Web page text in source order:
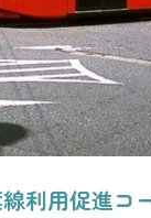
利用促進コ